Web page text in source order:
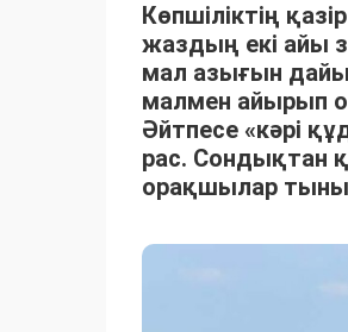
Көпшіліктің
жаздың екі айы
мал азығын
малмен айырып
Әйтпесе «кәрі
рас. Сондықтан
орақшылар